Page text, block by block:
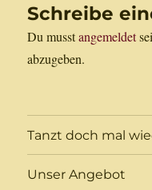
Schreibe
Du musstangemeldet
abzugeben.
Tanzt doch mal
Unser Angebot